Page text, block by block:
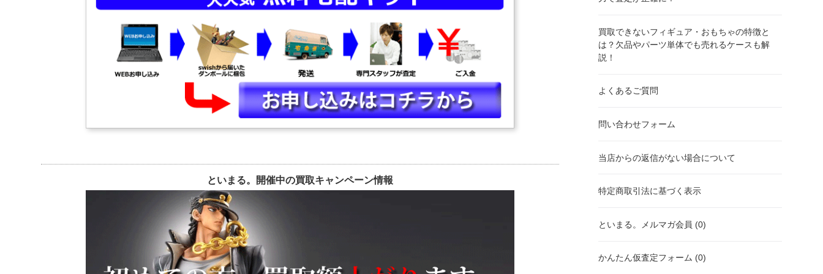
エクセレントモデル RAHDX機動戦士ガンダムSEED DESTINY・2 ミーア・キャンベル
エクセレントモデル RAHDX機動戦士ガンダムSEED DESTINY・2 ルナマリア・ホーク
エクセレントモデル RAHDX機動戦士ガンダムSEED DESTINY・3 ステラ・ルーシェ
エクセレントモデル RAHDX機動戦士ガンダムSEED DESTINY・3 ステラ・ルーシェ(Ver.2)
エクセレントモデル RAHDX機動戦士ガンダムSEED DESTINY・3 ラクス・クライン
エクセレントモデル アクエリオンEVOL ゼシカ・ウォン
エクセレントモデル ハートキャッチプリキュア! キュアブロッサム
エクセレントモデル ハートキャッチプリキュア! キュアマリン
エクセレントモデル ハートキャッチプリキュア! キュアムーンライト
エクセレントモデル マクロスF シェリル・ノーム ラスト・フロンティアVer.
エクセレントモデル 聖闘士星矢 ドラゴン紫龍
エクセレントモデル 貧乏神が! 桜 市子 & 紅葉 (ヒトダマフォーム)
Portrait.Of.Pirates ワンピースシリーズ NEO-DX 海軍本部大将 青雉 【クザン】
Portrait.Of.Pirates ワンピースシリーズ NEO-DX 海軍本部大将 赤犬【サカズキ】
Portrait.Of.Pirates ワンピースシリーズ NEO-DX 神・エネル
Portrait.Of.Pirates ワンピースシリーズ NEO-DX 冥王 シルバーズ・レイリー
Portrait.Of.Pirates ワンピースシリーズ Sailing Again サンジ
Portrait.Of.Pirates ワンピースシリーズ Sailing Again しらほし姫
Portrait.Of.Pirates ワンピースシリーズ Sailing Again ニコ・ロビン
Portrait.Of.Pirates ワンピースシリーズ STRONG EDITION ポートガス・D・エース
Portrait.Of.Pirates ワンピースシリーズ STRONG EDITION 赤髪のシャンクス
Portrait.Of.Pirates ワンピースシリーズCB-1 サンジ
Portrait.Of.Pirates ワンピースシリーズCB-1 ニコ・ロビン
Portrait.Of.Pirates ワンピースシリーズCB-1 モンキー・D・ルフィ
といまる。開催中の買取キャンペーン情報
買取できないフィギュア・おもちゃの特徴と
は？欠品やパーツ単体でも売れるケースも解
説！
よくあるご質問
問い合わせフォーム
当店からの返信がない場合について
特定商取引法に基づく表示
といまる。メルマガ会員 (0)
かんたん仮査定フォーム (0)